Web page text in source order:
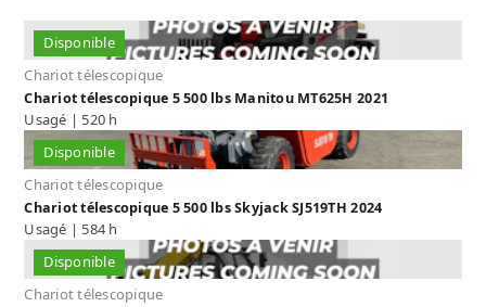
Disponible
Chariot télescopique
Chariot télescopique 5 500 lbs Manitou MT625H 2021
Usagé | 520 h
Disponible
Chariot télescopique
Chariot télescopique 5 500 lbs Skyjack SJ519TH 2024
Usagé | 584 h
Disponible
Chariot télescopique